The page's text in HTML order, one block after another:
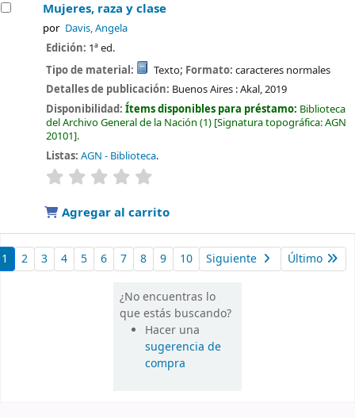
Mujeres, raza y clase
por Davis, Angela
Edición: 1ª ed.
Tipo de material:
Texto; Formato: caracteres normales
Detalles de publicación: Buenos Aires :Akal,2019
Disponibilidad:Ítems disponibles para préstamo: Biblioteca
del Archivo General de la Nación (1) Signatura topográfica:AGN
20101 .
Listas: AGN - Biblioteca.
valoración
Agregar al carrito
1 2 3 4 5 6 7 8 9 10 Siguiente Último
¿No encuentras lo
que estás buscando?
Hacer una
sugerencia de
compra